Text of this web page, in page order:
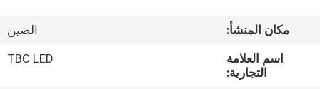
عرض
مكان المنشأ:
الصين
اسم العلامة
التجارية:
TBC LED